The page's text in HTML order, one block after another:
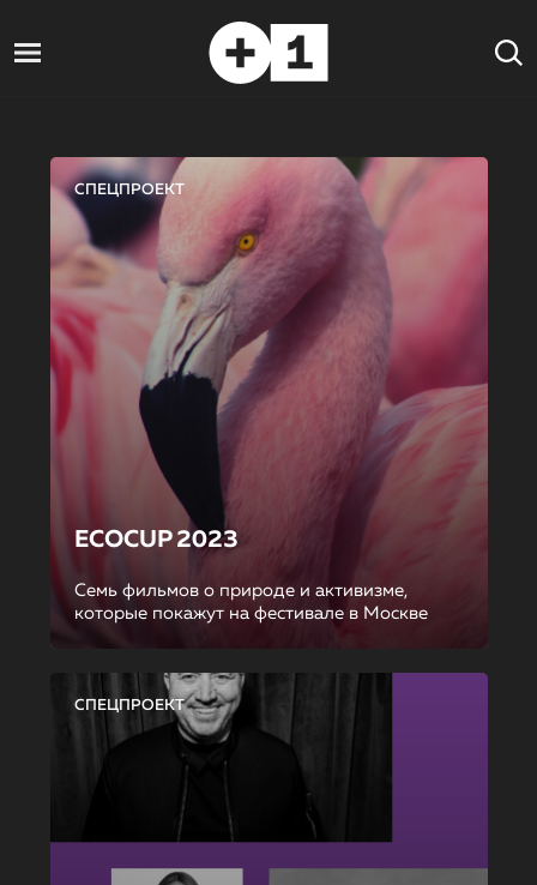
СПЕЦПРОЕКТ
ECOCUP 2023
Семь фильмов о природе и активизме,
которые покажут на фестивале в Москве
СПЕЦПРОЕКТ